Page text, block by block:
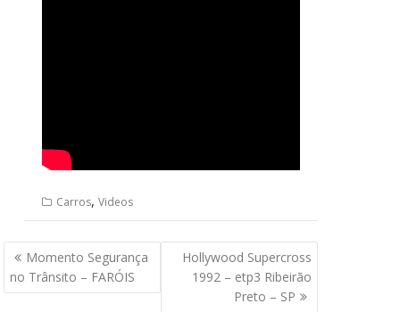
Carros, Videos
Navegação
de
Post
Momento Segurança
no Trânsito – FARÓIS
Hollywood Supercross
1992 – etp3 Ribeirão
Preto – SP